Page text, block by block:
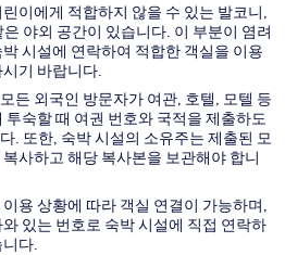
이에게 적합하지 않을 수 있는 발코니,
야외 공간이 있습니다. 이 부분이 염려
시설에 연락하여 적합한 객실을 이용
기 바랍니다.
든 외국인 방문자가 여관, 호텔, 모텔 등
투숙할 때 여권 번호와 국적을 제출하도
. 또한, 숙박 시설의 소유주는 제출된 모
사하고 해당 복사본을 보관해야 합니
용 상황에 따라 객실 연결이 가능하며,
있는 번호로 숙박 시설에 직접 연락하
다.